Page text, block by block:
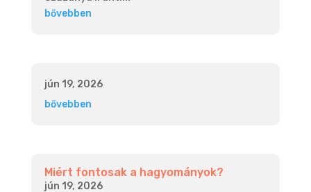
bővebben
jún 19, 2026
bővebben
Miért fontosak a hagyományok?
jún 19, 2026